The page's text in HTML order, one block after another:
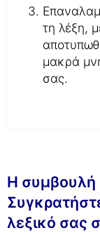
τη λέξη,
μακρά
σας.
Η συμβουλή
λεξικό σας